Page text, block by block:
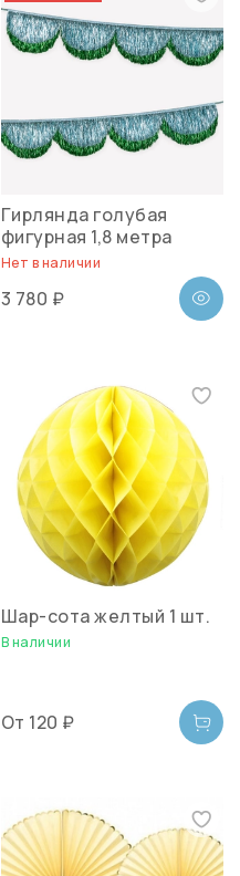
Гирлянда голубая
фигурная 1,8 метра
Нет в наличии
3 780 ₽
Шар-сота желтый 1 шт.
В наличии
От 120 ₽